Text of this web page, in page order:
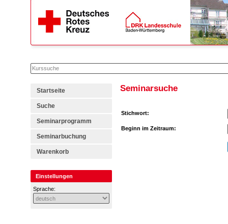
Startseite
Suche
Seminarprogramm
Seminarbuchung
Warenkorb
Einstellungen
Sprache:
Seminarsuche